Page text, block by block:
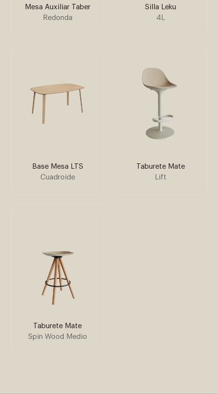
Mesa Auxiliar Taber
Redonda
Silla Leku
4L
Base Mesa LTS
Cuadroide
Taburete Mate
Lift
Taburete Mate
Spin Wood Medio